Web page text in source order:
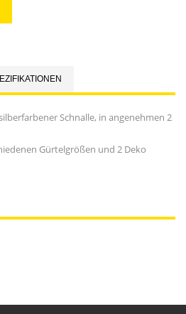
Schnalle, in angenehmen 2
Gürtelgrößen und 2 Deko